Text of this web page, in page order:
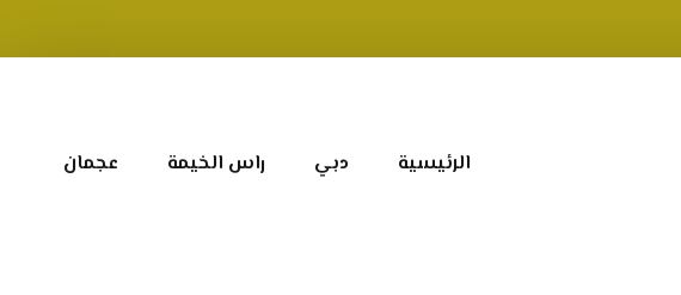
الرئيسية دبي راس الخيمة عجمان